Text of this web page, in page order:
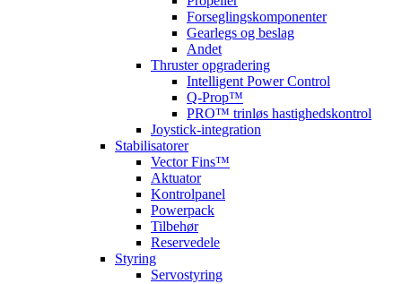
Forseglingskomponenter
Gearlegs og beslag
Andet
Thruster opgradering
Intelligent Power Control
Q-Prop™
PRO™ trinløs hastighedskontrol
Joystick-integration
Stabilisatorer
Vector Fins™
Aktuator
Kontrolpanel
Powerpack
Tilbehør
Reservedele
Styring
Servostyring